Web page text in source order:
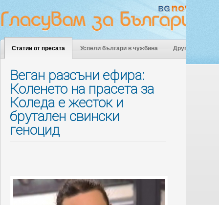
Статии от пресата Успели българи в чужбина Други
Веган разсъни ефира:
Коленето на прасета за
Коледа е жесток и
брутален свински
геноцид